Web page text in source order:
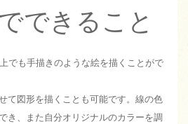
できること
でも手描きのような絵を描くことがで
て図形を描くことも可能です。線の色
き、また自分オリジナルのカラーを調